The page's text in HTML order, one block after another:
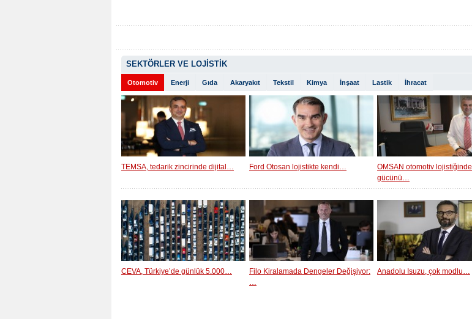
SEKTÖRLER VE LOJİSTİK
Otomotiv Enerji Gıda Akaryakıt Tekstil Kimya İnşaat Lastik İhracat
TEMSA, tedarik zincirinde dijital… Ford Otosan lojistikte kendi…
OMSAN otomotiv lojistiğinde
gücünü…
CEVA, Türkiye’de günlük 5.000…
Filo Kiralamada Dengeler Değişiyor:
…
Anadolu Isuzu, çok modlu…